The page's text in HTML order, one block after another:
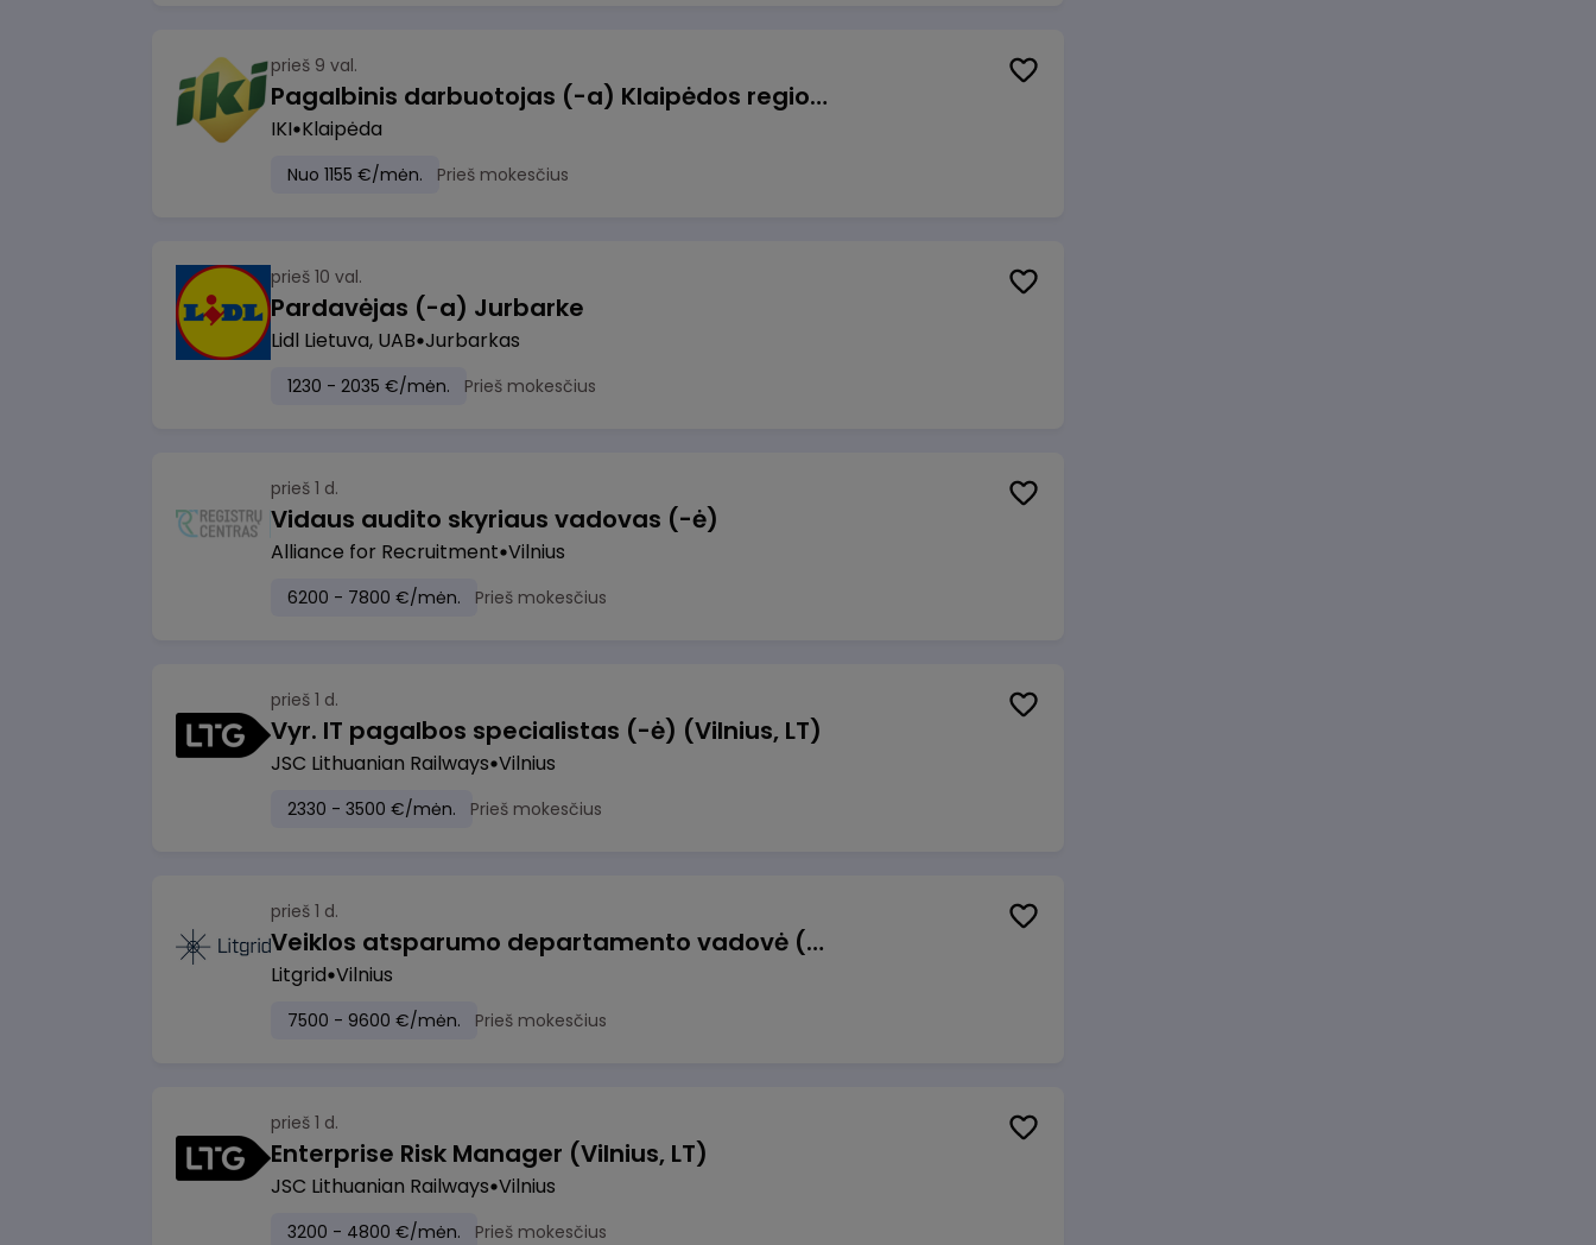
prieš 9 val.
Pagalbinis darbuotojas (-a) Klaipėdos regioninėje kepykloje (indų plovime)
IKI Klaipėda
Nuo 1155 €/mėn. Prieš mokesčius
prieš 10 val.
Pardavėjas (-a) Jurbarke
Lidl Lietuva, UAB Jurbarkas
1230 - 2035 €/mėn. Prieš mokesčius
prieš 1 d.
Vidaus audito skyriaus vadovas (-ė)
Alliance for Recruitment Vilnius
6200 - 7800 €/mėn. Prieš mokesčius
prieš 1 d.
Vyr. IT pagalbos specialistas (-ė) (Vilnius, LT)
JSC Lithuanian Railways Vilnius
2330 - 3500 €/mėn. Prieš mokesčius
prieš 1 d.
Veiklos atsparumo departamento vadovė (-as)
Litgrid Vilnius
7500 - 9600 €/mėn. Prieš mokesčius
prieš 1 d.
Enterprise Risk Manager (Vilnius, LT)
JSC Lithuanian Railways Vilnius
3200 - 4800 €/mėn. Prieš mokesčius